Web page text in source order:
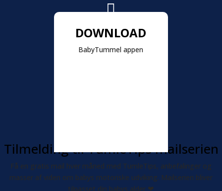

DOWNLOAD
BabyTummel appen
Tilmelding til TumleTips mailserien
Få en gratis mail hver måned med TumleTips, anbefalinger og
masser af viden om babys motoriske udviking. Mailserien bliver
tilpasset din babys alder